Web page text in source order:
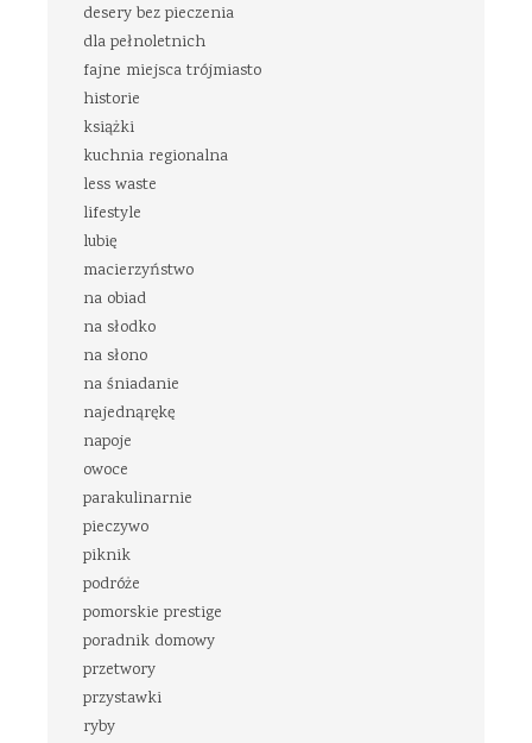
desery bez pieczenia
dla pełnoletnich
fajne miejsca trójmiasto
historie
książki
kuchnia regionalna
less waste
lifestyle
lubię
macierzyństwo
na obiad
na słodko
na słono
na śniadanie
najednąrękę
napoje
owoce
parakulinarnie
pieczywo
piknik
podróże
pomorskie prestige
poradnik domowy
przetwory
przystawki
ryby